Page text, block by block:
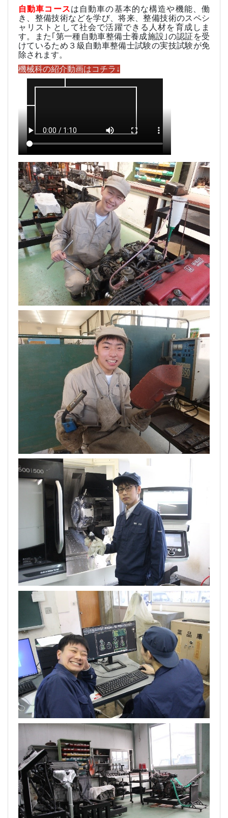
自動車コースは自動車の基本的な構造や機能、働
き、整備技術などを学び、将来、整備技術のスペシ
ャリストとして社会で活躍できる人材を育成しま
す。また｢第一種自動車整備士養成施設｣の認証を受
けているため３級自動車整備士試験の実技試験が免
除されます。
機械科の紹介動画はコチラ↓